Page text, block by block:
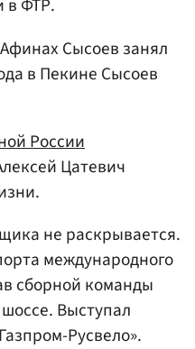
в ФТР.
Сысоев занял
в Пекине Сысоев
России
Цатевич
не раскрывается.
международного
сборной команды
Выступал
Русвело».